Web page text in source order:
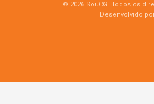
© 2026 SouCG. Todos os
Desenvolvido